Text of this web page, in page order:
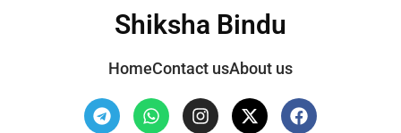
Shiksha Bindu
HomeContact usAbout us